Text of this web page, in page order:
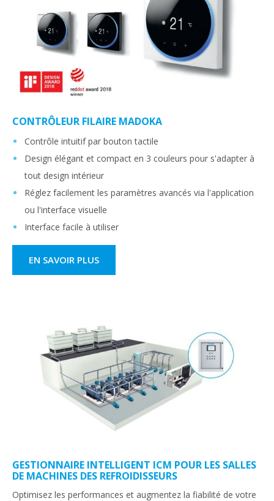
CONTRÔLEUR FILAIRE MADOKA
Contrôle intuitif par bouton tactile
Design élégant et compact en 3 couleurs pour s'adapter à
tout design intérieur
Réglez facilement les paramètres avancés via l'application
ou l'interface visuelle
Interface facile à utiliser
EN SAVOIR PLUS
GESTIONNAIRE INTELLIGENT ICM POUR LES SALLES
DE MACHINES DES REFROIDISSEURS
Optimisez les performances et augmentez la fiabilité de votre